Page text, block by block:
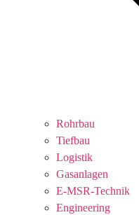
Rohrbau
Tiefbau
Logistik
Gasanlagen
E-MSR-Technik
Engineering